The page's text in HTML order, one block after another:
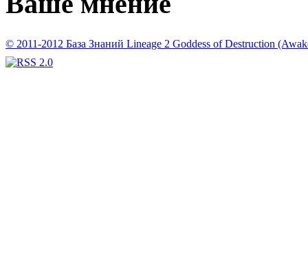
© 2011-2012 База Знаний Lineage 2 Goddess of Destruction